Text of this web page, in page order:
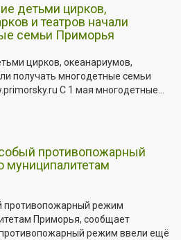
детьми цирков,
и театров начали
семьи Приморья
цирков, океанариумов,
получать многодетные семьи
С 1 мая многодетные...
противопожарный
противопожарный режим
Приморья, сообщает
режим ввели ещё